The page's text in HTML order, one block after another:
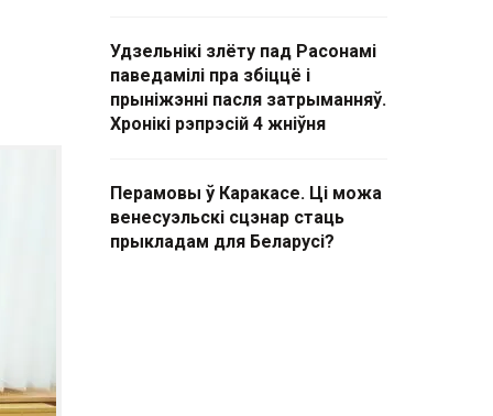
Удзельнікі злёту пад Расонамі
паведамілі пра збіццё і
прыніжэнні пасля затрыманняў.
Хронікі рэпрэсій 4 жніўня
Перамовы ў Каракасе. Ці можа
венесуэльскі сцэнар стаць
прыкладам для Беларусі?